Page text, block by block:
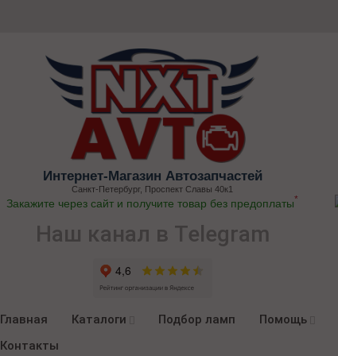
Интернет-Магазин Автозапчастей
Санкт-Петербург, Проспект Славы 40к1
Закажите через сайт и получите товар без предоплаты*
Наш канал в Telegram
Главная Каталоги Подбор ламп Помощь
Контакты